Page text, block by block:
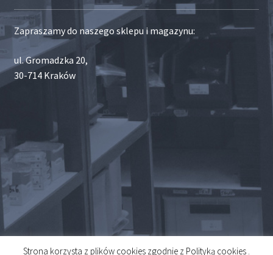
Zapraszamy do naszego sklepu i magazynu:
ul. Gromadzka 20,
30-714 Kraków
Strona korzysta z plików cookies zgodnie z Polityką cookies .